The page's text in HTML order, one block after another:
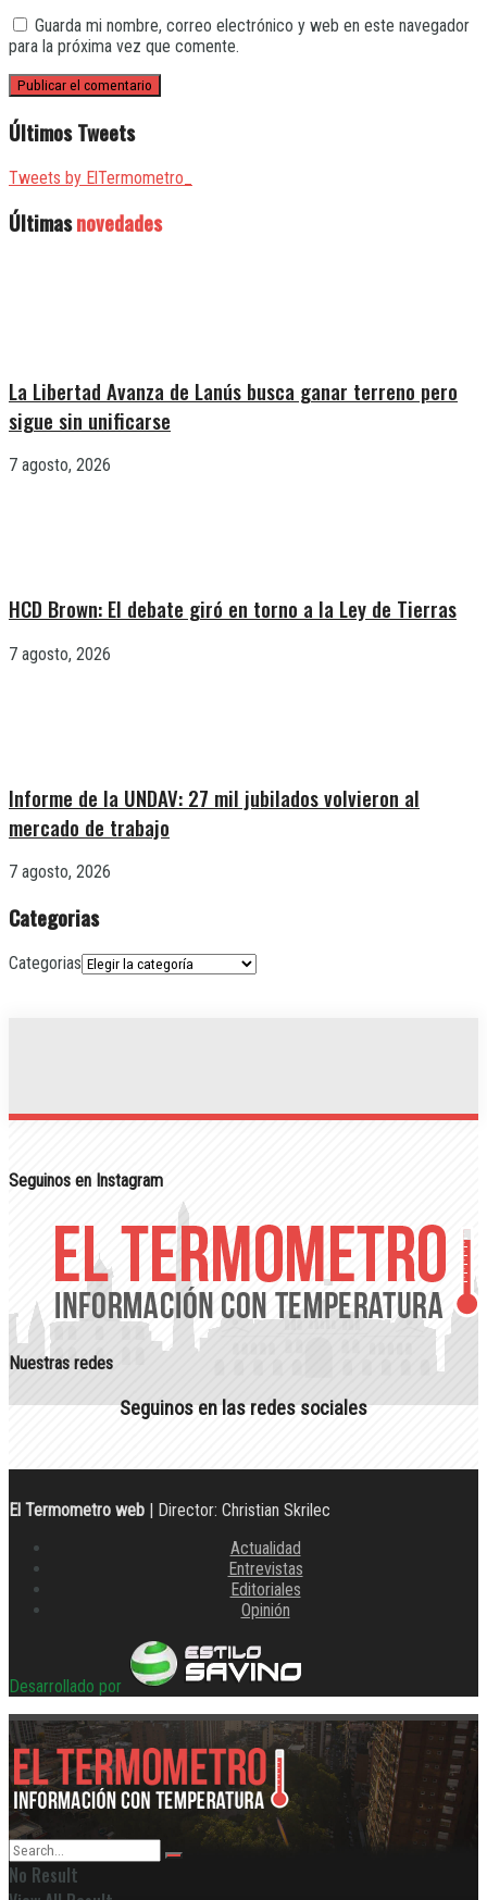
Guarda mi nombre, correo electrónico y web en este navegador
para la próxima vez que comente.
Últimos Tweets
Tweets by ElTermometro_
Últimasnovedades
La Libertad Avanza de Lanús busca ganar terreno pero
sigue sin unificarse
7 agosto, 2026
HCD Brown: El debate giró en torno a la Ley de Tierras
7 agosto, 2026
Informe de la UNDAV: 27 mil jubilados volvieron al
mercado de trabajo
7 agosto, 2026
Categorias
Categorias
Seguinos en Instagram
Nuestras redes
Seguinos en las redes sociales
El Termometro web | Director: Christian Skrilec
Actualidad
Entrevistas
Editoriales
Opinión
Desarrollado por
No Result